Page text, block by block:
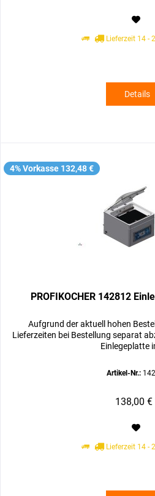
Lieferzeit 14 -
Details
4% Vorkasse 132,48 €
PROFIKOCHER 142812
Aufgrund der aktuell hohen
Lieferzeiten bei Bestellung separat
Einlegeplatte
Artikel-Nr.:
138,00 €
Lieferzeit 14 -